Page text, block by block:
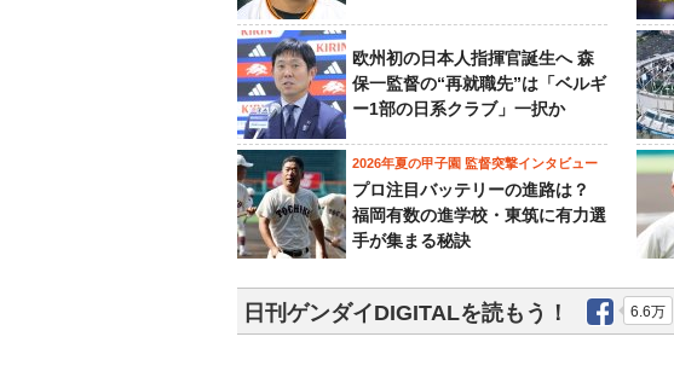
欧州初の日本人指揮官誕生へ 森
保一監督の“再就職先”は「ベルギ
ー1部の日系クラブ」一択か
2026年夏の甲子園 監督突撃インタビュー
プロ注目バッテリーの進路は？
福岡有数の進学校・東筑に有力選
手が集まる秘訣
日刊ゲンダイDIGITALを読もう！ 6.6万